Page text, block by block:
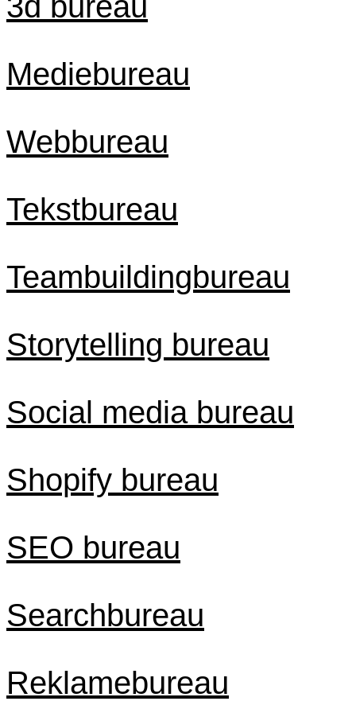
Mediebureau
Webbureau
Tekstbureau
Teambuildingbureau
Storytelling bureau
Social media bureau
Shopify bureau
SEO bureau
Searchbureau
Reklamebureau